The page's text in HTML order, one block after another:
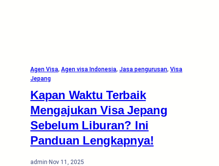
Agen Visa, Agen visa Indonesia, Jasa pengurusan, Visa
Jepang
Kapan Waktu Terbaik
Mengajukan Visa Jepang
Sebelum Liburan? Ini
Panduan Lengkapnya!
admin· Nov 11, 2025